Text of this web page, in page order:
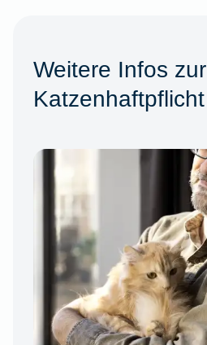
Weitere Infos zur
Katzenhaftpflicht